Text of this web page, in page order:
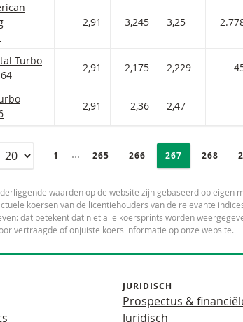
Turbo Long Met stop loss-niveau 2.778,095 en
2,91 3,245 3,25
Turbo Long Met stop loss-niveau 45,716 en
Turbo
2,91 2,175 2,229
Short Met stop loss-niveau 41,96 en hefboom
2,91 2,36 2,47
PAGE
1 Ingeklapte pagina’s
PAGINA
265 PAGINA
266 Selected:
PAGINA
267 PAGINA
268
waarden op de website zijn gebaseerd op eigen
koersen van de licentiehouders van de relevante
dat betekent dat niet alle koersprints worden
vertraagde of onjuiste koers informatie op onze website.
JURIDISCH
Prospectus &
Juridisch